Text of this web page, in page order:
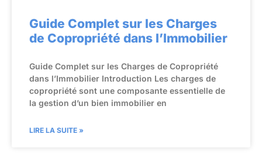
Guide Complet sur les Charges
de Copropriété dans l’Immobilier
Guide Complet sur les Charges de Copropriété
dans l’Immobilier Introduction Les charges de
copropriété sont une composante essentielle de
la gestion d’un bien immobilier en
LIRE LA SUITE »